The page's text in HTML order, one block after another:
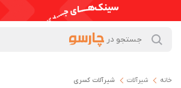
خانه شیرآلات شیرآلات کسری